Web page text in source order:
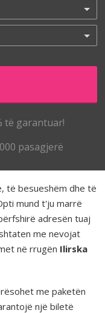
të garantuar!
pasagjerë
të besueshëm dhe të
mund t'ju marrë
adresën tuaj
me nevojat
në rrugën Ilirska
me paketën
një biletë